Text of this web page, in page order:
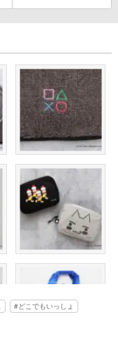
どこでもいっしょ